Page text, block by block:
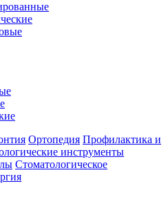
Ортопедия Профилактика и
инструменты
Стоматологическое